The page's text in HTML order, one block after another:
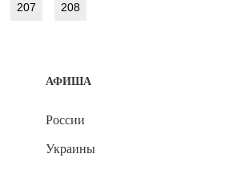
207 208
АФИША
России
Украины